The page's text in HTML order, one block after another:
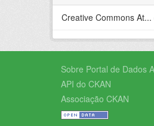
Creative Commons At...
Sobre Portal de Dados
API do CKAN
Associação CKAN